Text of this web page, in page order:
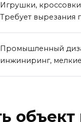
Игрушки,
Требует вырезания
Промышленный
инжиниринг,